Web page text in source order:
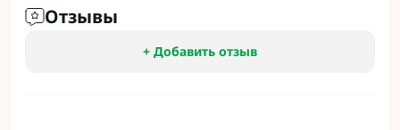
Отзывы
+ Добавить отзыв